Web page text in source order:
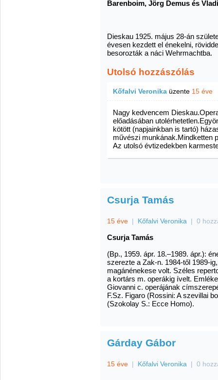
Barenboim, Jörg Demus és
Dieskau 1925. május 28-án
évesen kezdett el énekelni,
besorozták a náci Wehrmachtba.
Utolsó hozzászólás
Kőfalvi Veronika üzente 15 éve
Nagy kedvencem
előadásában
kötött (napjainkban is tartó)
művészi munkának.Mindketten
Az utolsó évtizedekben
Csurja Tamás
15 éve | Kőfalvi Veronika | 0
Csurja Tamás
(Bp., 1959. ápr. 18.–1989. ápr.):
szerezte a Zak-n. 1984-től 1989-
magánénekese volt. Széles
a kortárs m. operákig ívelt.
Giovanni c. operájának
F.Sz. Figaro (Rossini: A szevillai
(Szokolay S.: Ecce Homo).
Gárday Gábor
15 éve | Kőfalvi Veronika | 0